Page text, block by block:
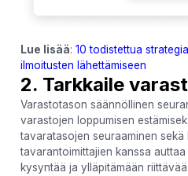
Lue lisää: 10 todistettua
ilmoitusten lähettämiseen
2. Tarkkaile
Varastotason säännöllinen
varastojen loppumisen
tavaratasojen seuraaminen sekä
tavarantoimittajien kanssa
kysyntää ja ylläpitämään